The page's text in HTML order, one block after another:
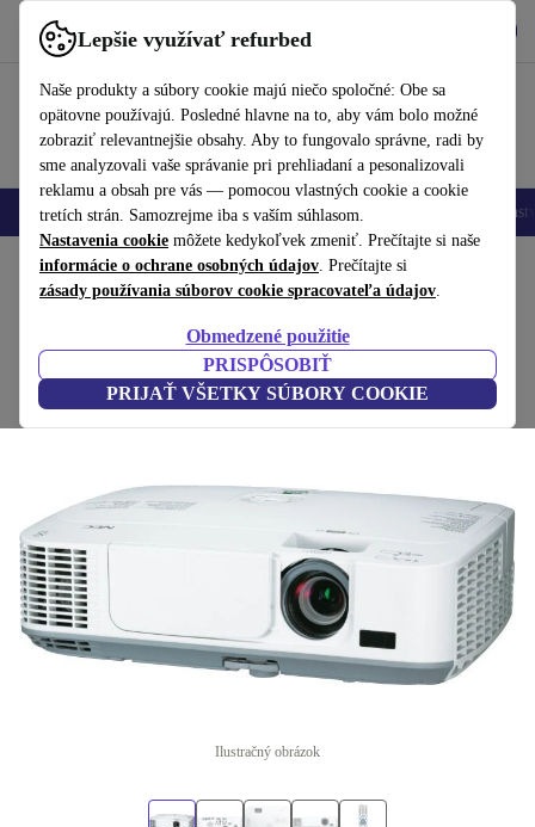
Lepšie využívať refurbed
Naše produkty a súbory cookie majú niečo spoločné: Obe sa
opätovne používajú. Posledné hlavne na to, aby vám bolo možné
zobraziť relevantnejšie obsahy. Aby to fungovalo správne, radi by
sme analyzovali vaše správanie pri prehliadaní a pesonalizovali
reklamu a obsah pre vás — pomocou vlastných cookie a cookie
tretích strán. Samozrejme iba s vaším súhlasom.
Nastavenia cookie môžete kedykoľvek zmeniť. Prečítajte si naše
informácie o ochrane osobných údajov. Prečítajte si
zásady používania súborov cookie spracovateľa údajov.
Obmedzené použitie
PRISPÔSOBIŤ
PRIJAŤ VŠETKY SÚBORY COOKIE
používať refurbed rýchlo a jednoducho
Mobilné telefóny Laptopy Tablety Inteligentné hodinky
Domov Produkty Televízory
NEC M311W Projektor
Biely
(Zbieranie recenzií)
Ilustračný obrázok